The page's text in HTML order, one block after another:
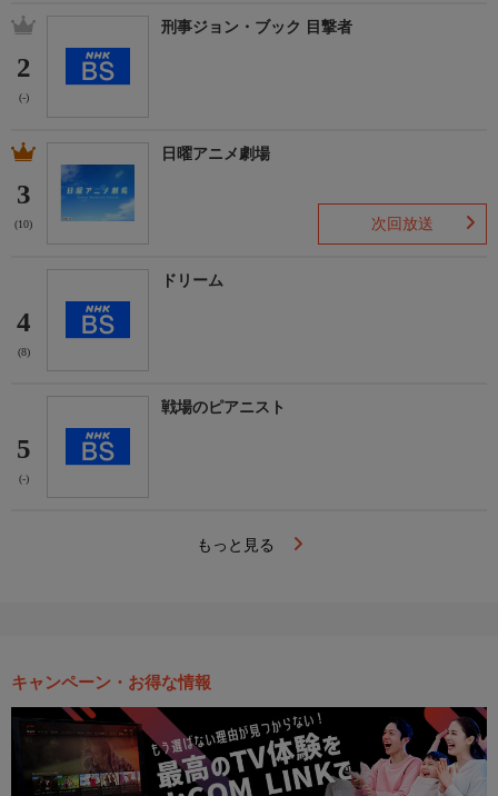
2
(-)
刑事ジョン・ブック 目撃者
3
(10)
日曜アニメ劇場
次回放送
4
(8)
ドリーム
5
(-)
戦場のピアニスト
もっと見る
キャンペーン・お得な情報